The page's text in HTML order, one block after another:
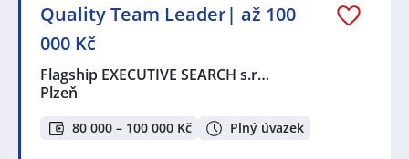
Quality Team Leader| až 100
000 Kč
Flagship EXECUTIVE SEARCH s.r…
Plzeň
80 000 – 100 000 Kč Plný úvazek